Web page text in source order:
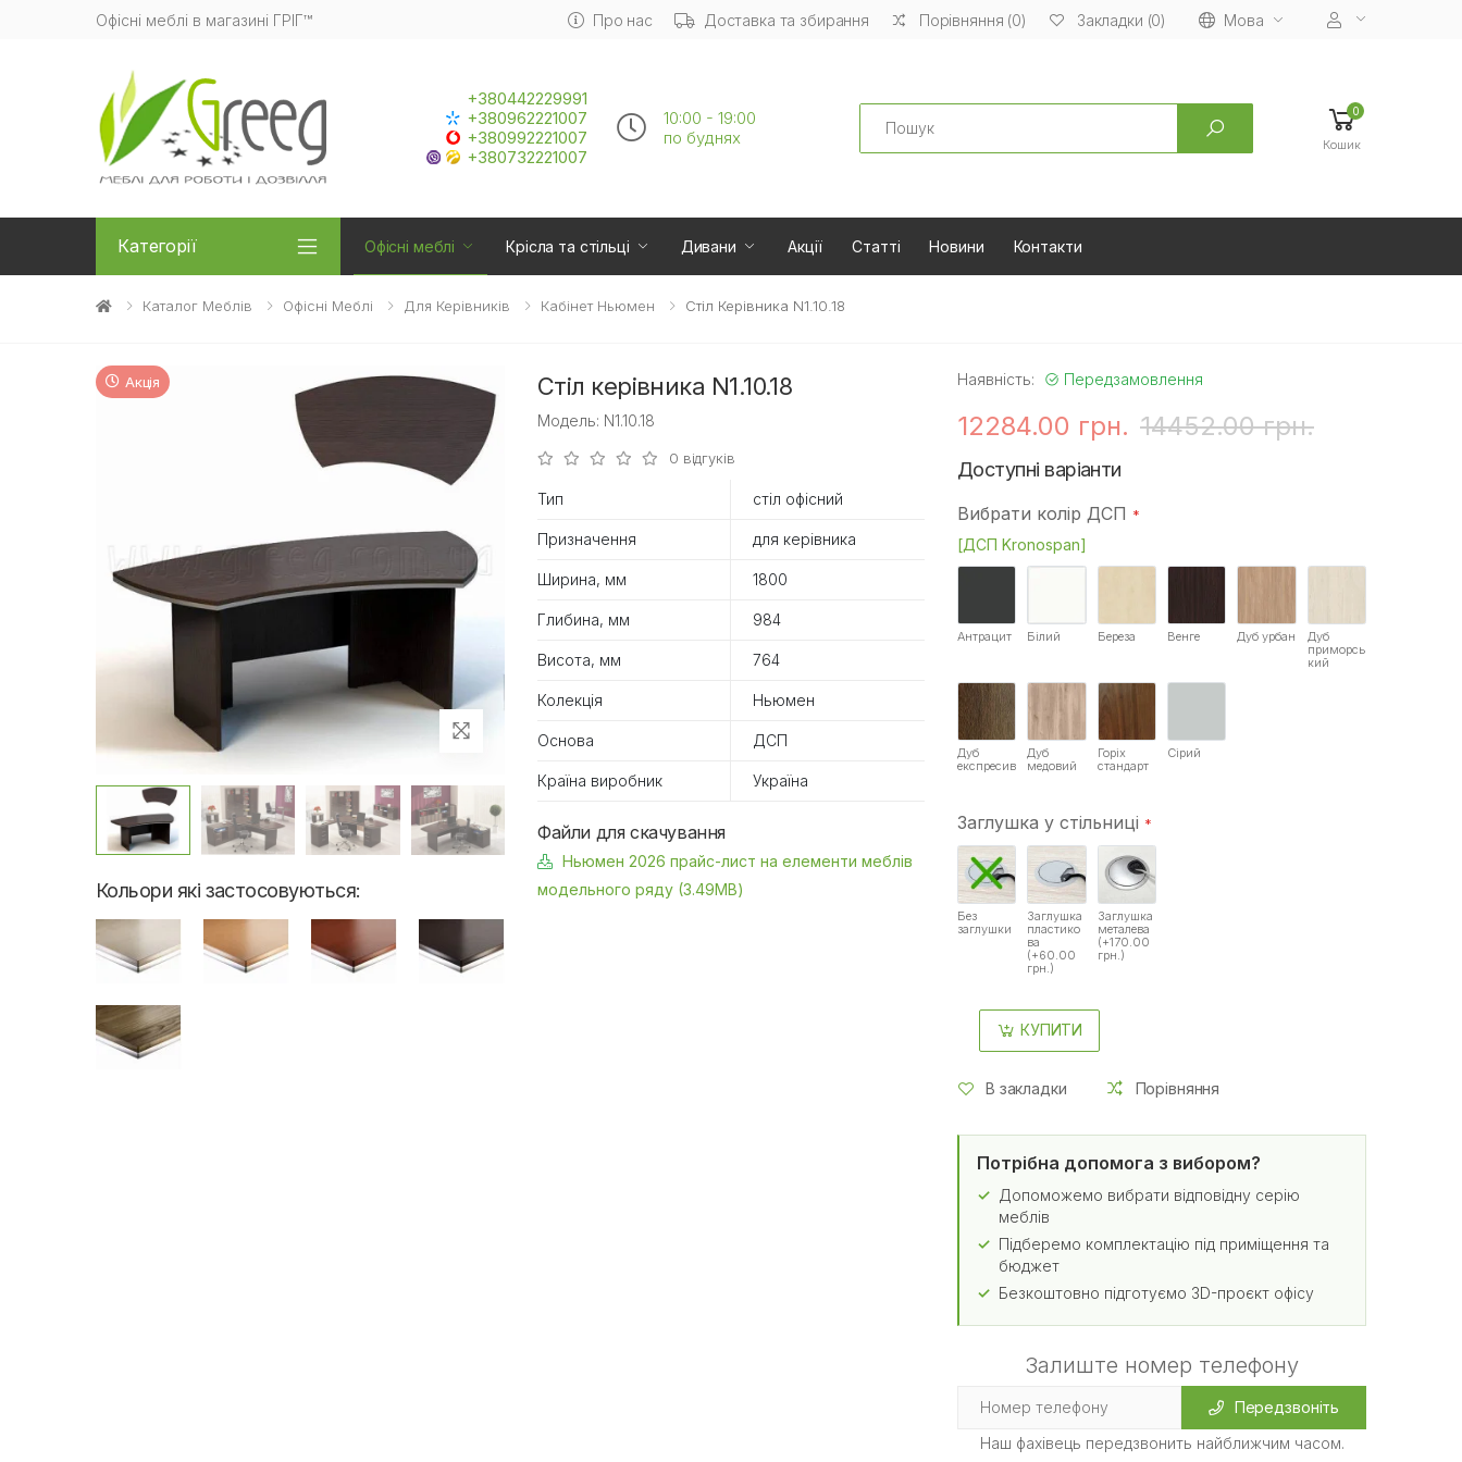
Офісні меблі в магазині ГРІГ™ Про нас Доставка та збирання Порівняння (0) Закладки (0) Мова
+380442229991
+380962221007
+380992221007
+380732221007
10:00 - 19:00
по буднях
Search 0
Кошик
Категорії Офісні меблі Крісла та стільці Дивани Акції Статті Новини Контакти
Каталог Меблів Офісні Меблі Для Керівників Кабінет Ньюмен Стіл Керівника N1.10.18
Акція
Кольори які застосовуються:
Стіл керівника N1.10.18
Модель: N1.10.18
0 відгуків
Тип стіл офісний
Призначення для керівника
Ширина, мм 1800
Глибина, мм 984
Висота, мм 764
Колекція Ньюмен
Основа ДСП
Країна виробник Україна
Файли для скачування
Ньюмен 2026 прайс-лист на елементи меблів
модельного ряду (3.49MB)
Наявність: Передзамовлення
12284.00 грн. 14452.00 грн.
Доступні варіанти
Вибрати колір ДСП
[ДСП Kronospan]
Антрацит Білий Береза Венге Дуб урбан
Дуб
приморсь
кий
Дуб
експресив
Дуб
медовий
Горіх
стандарт
Сірий
Заглушка у стільниці
Без
заглушки
Заглушка
пластико
ва
(+60.00
грн.)
Заглушка
металева
(+170.00
грн.)
КУПИТИ
В закладки Порівняння
Потрібна допомога з вибором?
Допоможемо вибрати відповідну серію
меблів
Підберемо комплектацію під приміщення та
бюджет
Безкоштовно підготуємо 3D-проєкт офісу
Залиште номер телефону
Передзвоніть
Наш фахівець передзвонить найближчим часом.